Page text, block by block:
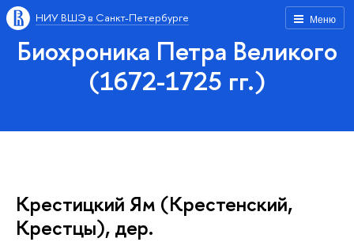
Меню
НИУ ВШЭ в Санкт-Петербурге
Биохроника Петра Великого
(1672-1725 гг.)
Крестицкий Ям (Крестенский,
Крестцы), дер.